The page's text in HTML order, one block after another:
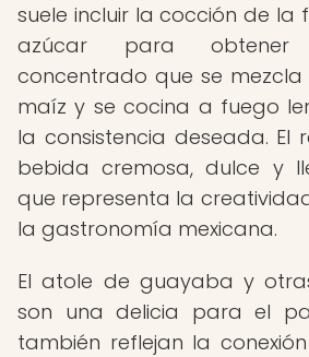
suele incluir la cocción de
azúcar para obtener
concentrado que se
maíz y se cocina a fuego
la consistencia deseada. El
bebida cremosa, dulce y
que representa la
la gastronomía mexicana.
El atole de guayaba y
son una delicia para el
también reflejan la